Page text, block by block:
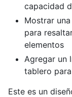
capacidad
Mostrar
para
elementos
Agregar un
tablero
Este es un